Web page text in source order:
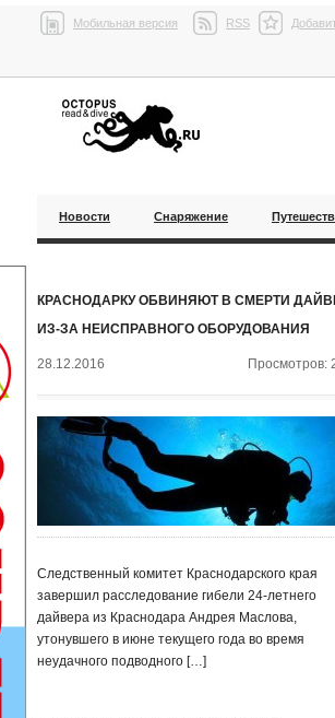
Мобильная версия RSS
Новости Снаряжение
КРАСНОДАРКУ ОБВИНЯЮТ В СМЕРТИ
ИЗ-ЗА НЕИСПРАВНОГО ОБОРУДОВАНИЯ
28.12.2016 Просмотров:
Следственный комитет Краснодарского края
завершил расследование гибели 24-летнего
дайвера из Краснодара Андрея Маслова,
утонувшего в июне текущего года во время
неудачного подводного […]